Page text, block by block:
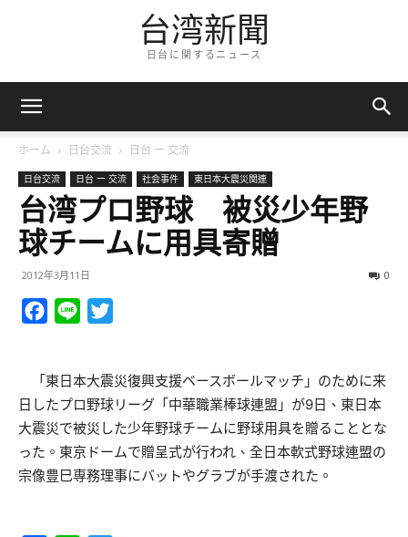
台湾新聞
日台に関するニュース
ホーム 日台交流 日台 ー 交流
日台交流 日台 ー 交流 社会事件 東日本大震災関連
台湾プロ野球 被災少年野
球チームに用具寄贈
2012年3月11日 0
Facebook
Line
「東日本大震災復興支援ベースボールマッチ」のために来
日したプロ野球リーグ「中華職業棒球連盟」が9日、東日本
大震災で被災した少年野球チームに野球用具を贈ることとな
った。東京ドームで贈呈式が行われ、全日本軟式野球連盟の
宗像豊巳専務理事にバットやグラブが手渡された。